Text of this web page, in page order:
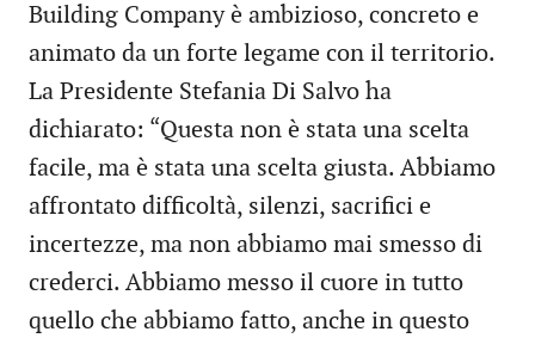
Building Company è ambizioso, concreto e
animato da un forte legame con il territorio.
La Presidente Stefania Di Salvo ha
dichiarato: “Questa non è stata una scelta
facile, ma è stata una scelta giusta. Abbiamo
affrontato difficoltà, silenzi, sacrifici e
incertezze, ma non abbiamo mai smesso di
crederci. Abbiamo messo il cuore in tutto
quello che abbiamo fatto, anche in questo